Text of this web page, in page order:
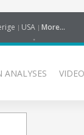
USA More...
ANALYSES